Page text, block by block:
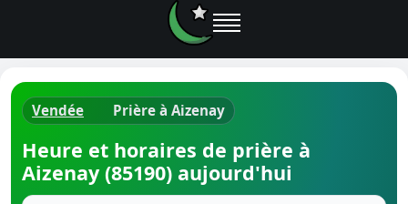
Vendée Prière à Aizenay
Heure et horaires de prière à
Aizenay (85190) aujourd'hui